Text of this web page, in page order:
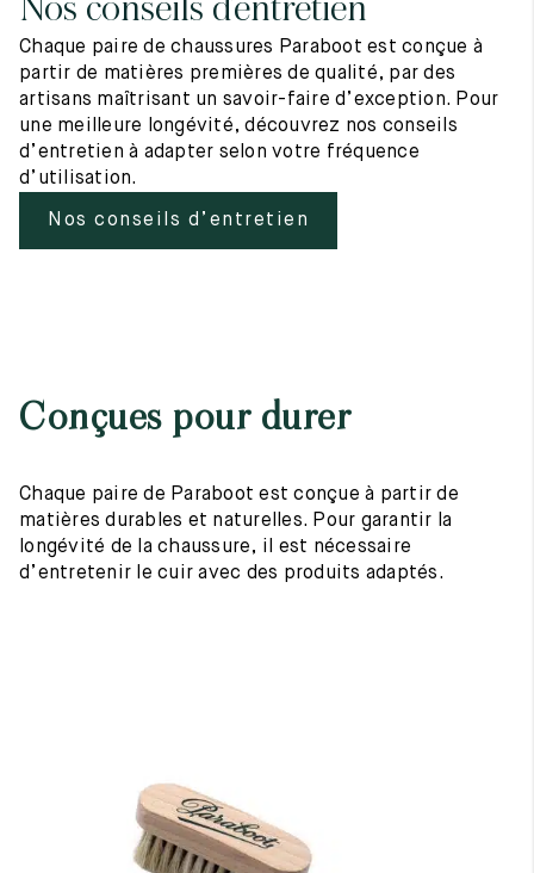
Chaque paire de chaussures Paraboot est conçue à
partir de matières premières de qualité, par des
artisans maîtrisant un savoir-faire d’exception. Pour
une meilleure longévité, découvrez nos conseils
d’entretien à adapter selon votre fréquence
d’utilisation.
Nos conseils d’entretien
Conçues pour durer
Chaque paire de Paraboot est conçue à partir de
matières durables et naturelles. Pour garantir la
longévité de la chaussure, il est nécessaire
d’entretenir le cuir avec des produits adaptés.